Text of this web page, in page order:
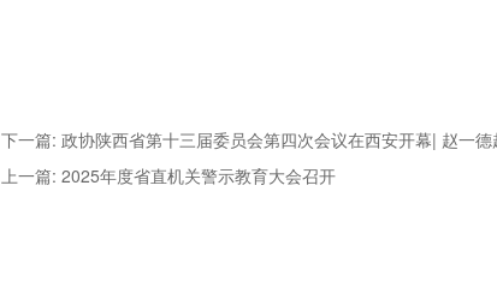
下一篇: 政协陕西省第十三届委员会第四次会议在西安开幕| 赵一
上一篇: 2025年度省直机关警示教育大会召开